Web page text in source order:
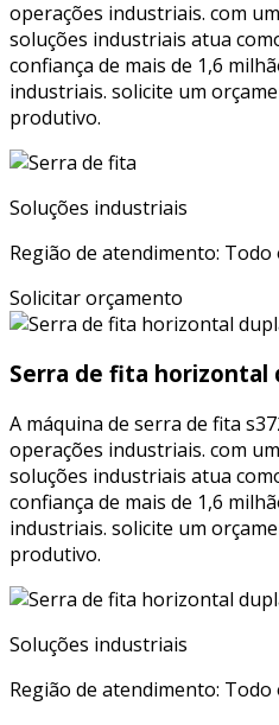
operações industriais. com
soluções industriais atua
confiança de mais de 1,6
industriais. solicite um
produtivo.
Soluções industriais
Região de atendimento: Todo
Solicitar orçamento
Serra de fita horizontal
A máquina de serra de fita
operações industriais. com
soluções industriais atua
confiança de mais de 1,6
industriais. solicite um
produtivo.
Soluções industriais
Região de atendimento: Todo